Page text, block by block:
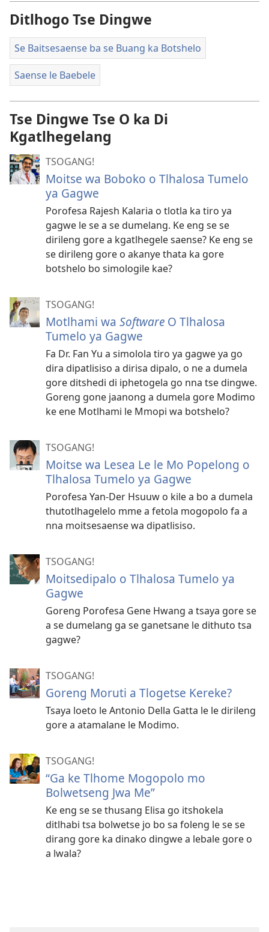
Ditlhogo Tse Dingwe
Se Baitsesaense ba se Buang ka Botshelo
Saense le Baebele
Tse Dingwe Tse O ka Di
Kgatlhegelang
TSOGANG!
Moitse wa Boboko o Tlhalosa Tumelo
ya Gagwe
Porofesa Rajesh Kalaria o tlotla ka tiro ya
gagwe le se a se dumelang. Ke eng se se
dirileng gore a kgatlhegele saense? Ke eng se
se dirileng gore o akanye thata ka gore
botshelo bo simologile kae?
TSOGANG!
Motlhami wa Software O Tlhalosa
Tumelo ya Gagwe
Fa Dr. Fan Yu a simolola tiro ya gagwe ya go
dira dipatlisiso a dirisa dipalo, o ne a dumela
gore ditshedi di iphetogela go nna tse dingwe.
Goreng gone jaanong a dumela gore Modimo
ke ene Motlhami le Mmopi wa botshelo?
TSOGANG!
Moitse wa Lesea Le le Mo Popelong o
Tlhalosa Tumelo ya Gagwe
Porofesa Yan-Der Hsuuw o kile a bo a dumela
thutotlhagelelo mme a fetola mogopolo fa a
nna moitsesaense wa dipatlisiso.
TSOGANG!
Moitsedipalo o Tlhalosa Tumelo ya
Gagwe
Goreng Porofesa Gene Hwang a tsaya gore se
a se dumelang ga se ganetsane le dithuto tsa
gagwe?
TSOGANG!
Goreng Moruti a Tlogetse Kereke?
Tsaya loeto le Antonio Della Gatta le le dirileng
gore a atamalane le Modimo.
TSOGANG!
“Ga ke Tlhome Mogopolo mo
Bolwetseng Jwa Me”
Ke eng se se thusang Elisa go itshokela
ditlhabi tsa bolwetse jo bo sa foleng le se se
dirang gore ka dinako dingwe a lebale gore o
a lwala?